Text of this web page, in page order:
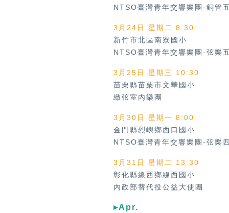
NTSO臺灣青年交響樂團-銅管
3月24日 星期二 8:30
新竹市北區南寮國小
NTSO臺灣青年交響樂團-弦樂
3月25日 星期三 10:30
苗栗縣苗栗市文華國小
緻弦室內樂團
3月30日 星期一 8:00
金門縣烈嶼鄉西口國小
NTSO臺灣青年交響樂團-弦樂
3月31日 星期二 13:30
彰化縣線西鄉線西國小
內政部替代役公益大使團
▸Apr.